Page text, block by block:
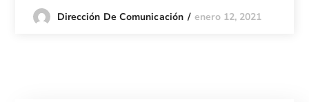
Dirección De Comunicación enero 12, 2021